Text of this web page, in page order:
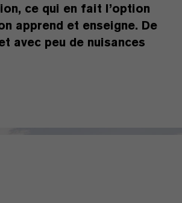
ce qui en fait l’option
apprend et enseigne. De
avec peu de nuisances